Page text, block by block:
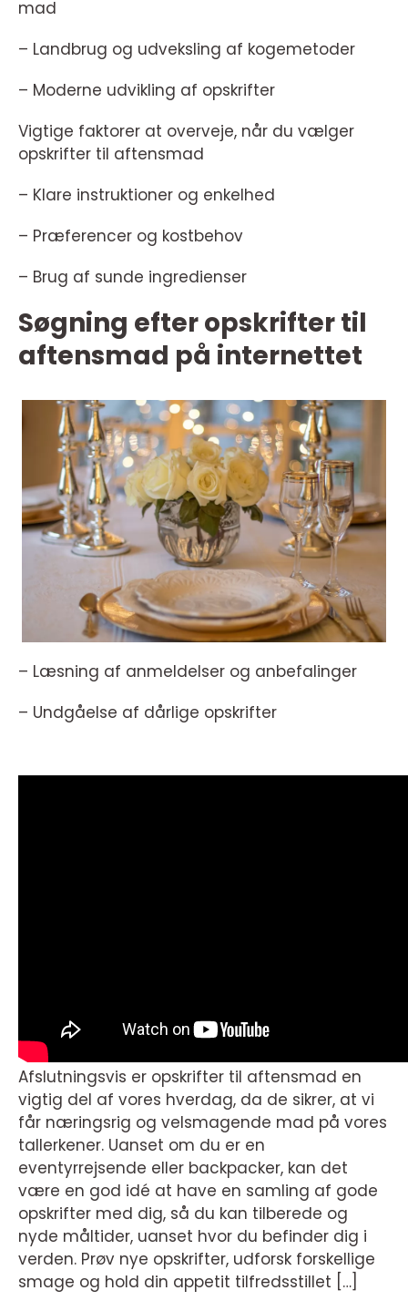
mad
– Landbrug og udveksling af kogemetoder
– Moderne udvikling af opskrifter
Vigtige faktorer at overveje, når du vælger
opskrifter til aftensmad
– Klare instruktioner og enkelhed
– Præferencer og kostbehov
– Brug af sunde ingredienser
Søgning efter opskrifter til
aftensmad på internettet
– Læsning af anmeldelser og anbefalinger
– Undgåelse af dårlige opskrifter
Afslutningsvis er opskrifter til aftensmad en
vigtig del af vores hverdag, da de sikrer, at vi
får næringsrig og velsmagende mad på vores
tallerkener. Uanset om du er en
eventyrrejsende eller backpacker, kan det
være en god idé at have en samling af gode
opskrifter med dig, så du kan tilberede og
nyde måltider, uanset hvor du befinder dig i
verden. Prøv nye opskrifter, udforsk forskellige
smage og hold din appetit tilfredsstillet […]